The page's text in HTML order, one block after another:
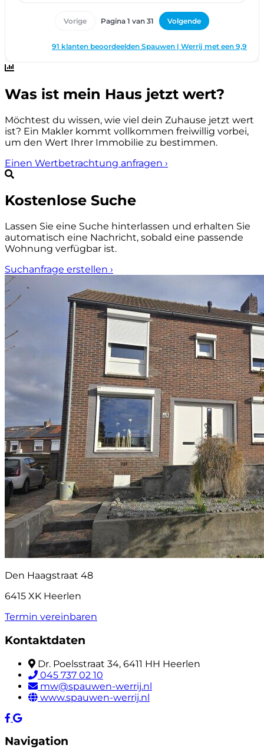
Was ist mein Haus jetzt wert?
Möchtest du wissen, wie viel dein Zuhause jetzt wert
ist? Ein Makler kommt vollkommen freiwillig vorbei,
um den Wert Ihrer Immobilie zu bestimmen.
Einen Wertbetrachtung anfragen ›
Kostenlose Suche
Lassen Sie eine Suche hinterlassen und erhalten Sie
automatisch eine Nachricht, sobald eine passende
Wohnung verfügbar ist.
Suchanfrage erstellen ›
Den Haagstraat 48
6415 XK Heerlen
Termin vereinbaren
Kontaktdaten
Dr. Poelsstraat 34, 6411 HH Heerlen
045 737 02 10
mw@spauwen-werrij.nl
www.spauwen-werrij.nl
Navigation